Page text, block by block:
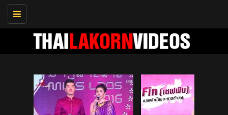
Toggle
navigation